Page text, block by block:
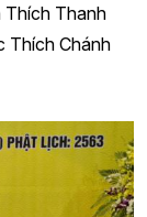
Thanh
Thích Chánh